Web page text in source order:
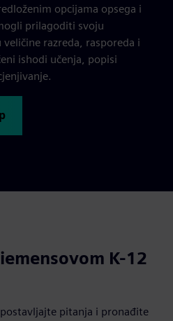
opcijama opsega i
prilagoditi svoju
razreda, rasporeda i
ishodi učenja, popisi
K-12
pitanja i pronađite